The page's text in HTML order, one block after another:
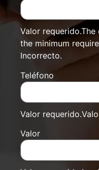
Valor requerido.The
the minimum
Incorrecto.
Teléfono
Valor requerido.
Valor